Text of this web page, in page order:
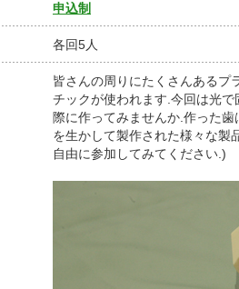
申込制
各回5人
皆さんの周りにたくさんあるプ
チックが使われます.今回は光
際に作ってみませんか.作った
を生かして製作された様々な製
自由に参加してみてください.)